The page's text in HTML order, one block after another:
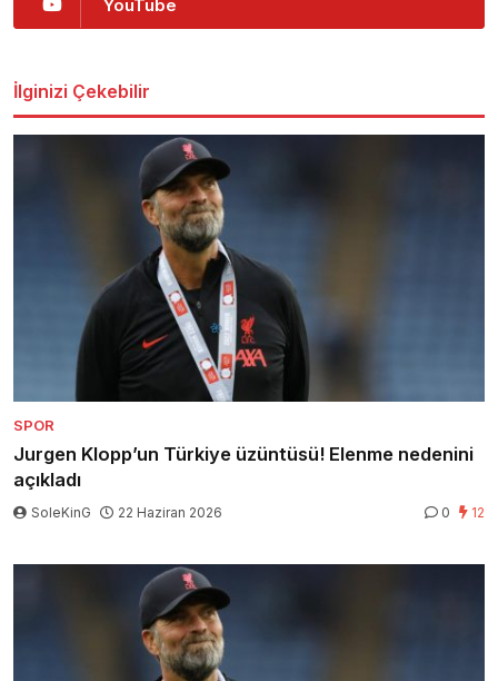
YouTube
İlginizi Çekebilir
SPOR
Jurgen Klopp’un Türkiye üzüntüsü! Elenme nedenini
açıkladı
SoleKinG 22 Haziran 2026 0 12